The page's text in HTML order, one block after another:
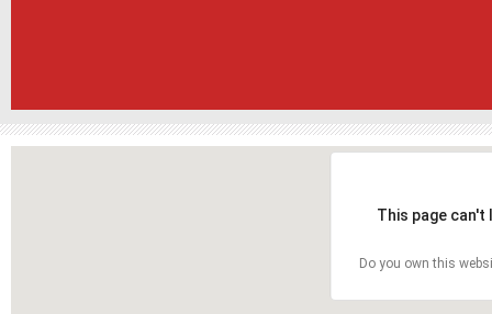
This page
Do you own this